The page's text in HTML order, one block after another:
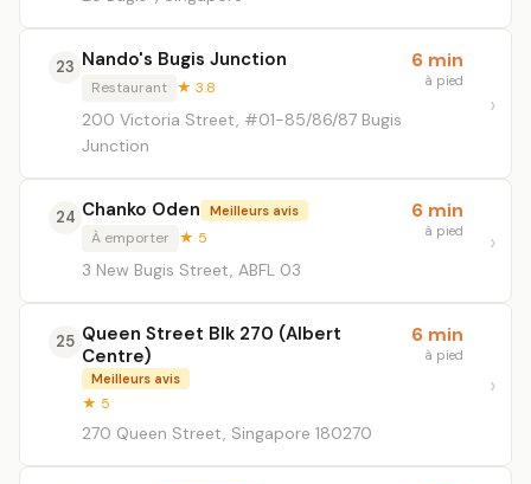
23 Nando's Bugis Junction
Restaurant ★ 3.8
200 Victoria Street, #01-85/86/87 Bugis
Junction
6 min
à pied
24 Chanko Oden Meilleurs avis
À emporter ★ 5
3 New Bugis Street, ABFL 03
6 min
à pied
25 Queen Street Blk 270 (Albert
Centre)
Meilleurs avis
★ 5
270 Queen Street, Singapore 180270
6 min
à pied